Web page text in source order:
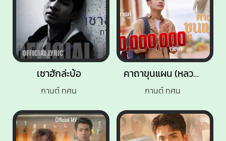
คาถาขุนแผน (หลวงพ่อกวย)
กานต์ ทศน
เซาฮักล่ะบ้อ
กานต์ ทศน